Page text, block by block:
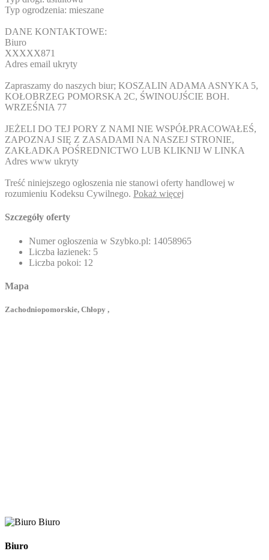
Typ ogrodzenia: mieszane
DANE KONTAKTOWE:
Biuro
XXXXX871
Adres email ukryty
Zapraszamy do naszych biur; KOSZALIN ADAMA ASNYKA 5,
KOŁOBRZEG POMORSKA 2C, ŚWINOUJŚCIE BOH.
WRZEŚNIA 77
JEŻELI DO TEJ PORY Z NAMI NIE WSPÓŁPRACOWAŁEŚ,
ZAPOZNAJ SIĘ Z ZASADAMI NA NASZEJ STRONIE,
ZAKŁADKA POŚREDNICTWO LUB KLIKNIJ W LINKA
Adres www ukryty
Treść niniejszego ogłoszenia nie stanowi oferty handlowej w
rozumieniu Kodeksu Cywilnego. Pokaż więcej
Szczegóły oferty
Numer ogłoszenia w Szybko.pl: 14058965
Liczba łazienek: 5
Liczba pokoi: 12
Mapa
Zachodniopomorskie, Chłopy ,
Biuro